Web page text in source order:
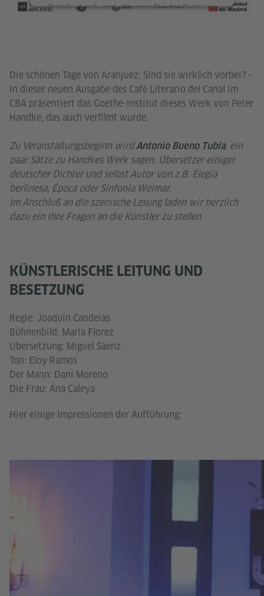
Details durch und stimmen Sie der Nutzung
Akzeptieren
Die schönen Tage von Aranjuez; Sind sie wirklich vorbei? -
In dieser neuen Ausgabe des Café Literario del Canal im
CBA präsentiert das Goethe-Institut dieses Werk von Peter
Handke, das auch verfilmt wurde.
Zu Veranstaltungsbeginn wirdAntonio Bueno Tubía, ein
paar Sätze zu Handkes Werk sagen. Übersetzer einiger
deutscher Dichter und selbst Autor von z.B. Elegía
berlinesa, Época oder Sinfonía Weimar.
Im Anschluß an die szenische Lesung laden wir herzlich
dazu ein Ihre Fragen an die Künstler zu stellen.
KÜNSTLERISCHE LEITUNG UND
BESETZUNG
Regie: Joaquín Candeias
Bühnenbild: María Florez
Übersetzung: Miguel Sáenz
Ton: Eloy Ramos
Der Mann: Dani Moreno
Die Frau: Ana Caleya
Hier einige Impressionen der Aufführung: